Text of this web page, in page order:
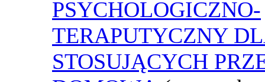
PSYCHOLOGICZNO-
TERAPUTYCZNY
STOSUJĄCYCH